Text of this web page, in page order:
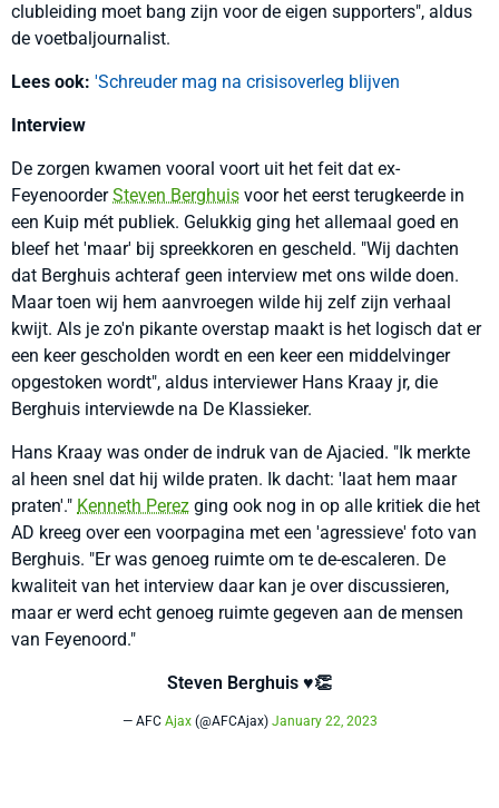
clubleiding moet bang zijn voor de eigen supporters", aldus
de voetbaljournalist.
Lees ook: 'Schreuder mag na crisisoverleg blijven
Interview
De zorgen kwamen vooral voort uit het feit dat ex-
FeyenoorderSteven Berghuis voor het eerst terugkeerde in
een Kuip mét publiek. Gelukkig ging het allemaal goed en
bleef het 'maar' bij spreekkoren en gescheld. "Wij dachten
dat Berghuis achteraf geen interview met ons wilde doen.
Maar toen wij hem aanvroegen wilde hij zelf zijn verhaal
kwijt. Als je zo'n pikante overstap maakt is het logisch dat er
een keer gescholden wordt en een keer een middelvinger
opgestoken wordt", aldus interviewer Hans Kraay jr, die
Berghuis interviewde na De Klassieker.
Hans Kraay was onder de indruk van de Ajacied. "Ik merkte
al heen snel dat hij wilde praten. Ik dacht: 'laat hem maar
praten'." Kenneth Perez ging ook nog in op alle kritiek die het
AD kreeg over een voorpagina met een 'agressieve' foto van
Berghuis. "Er was genoeg ruimte om te de-escaleren. De
kwaliteit van het interview daar kan je over discussieren,
maar er werd echt genoeg ruimte gegeven aan de mensen
van Feyenoord."
Steven Berghuis ♥️👏
— AFC Ajax(@AFCAjax) January 22, 2023